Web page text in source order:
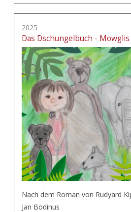
2025
Das Dschungelbuch -
Nach dem Roman von Rudyard
Jan Bodinus